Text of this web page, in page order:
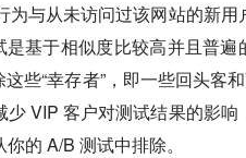
为与从未访问过该网站的新用
基于相似度比较高并且普遍
些“幸存者”，即一些回头客
VIP 客户对测试结果的影响
的 A/B 测试中排除。